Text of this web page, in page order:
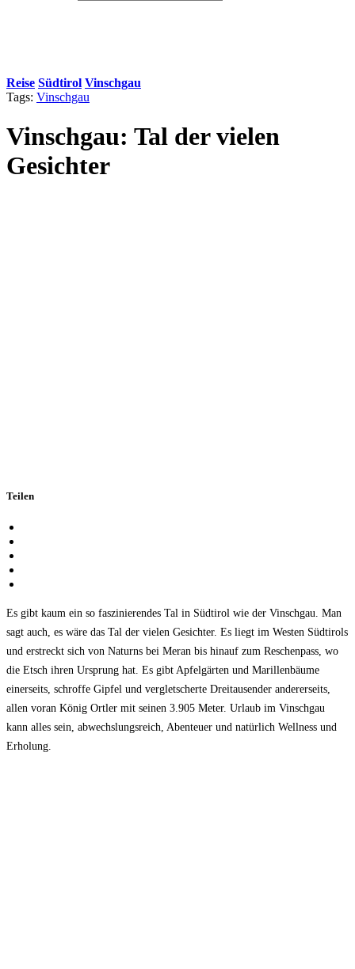
Reise Südtirol Vinschgau
Tags: Vinschgau
Vinschgau: Tal der vielen
Gesichter
Teilen
Es gibt kaum ein so faszinierendes Tal in Südtirol wie der Vinschgau. Man
sagt auch, es wäre das Tal der vielen Gesichter. Es liegt im Westen Südtirols
und erstreckt sich von Naturns bei Meran bis hinauf zum Reschenpass, wo
die Etsch ihren Ursprung hat. Es gibt Apfelgärten und Marillenbäume
einerseits, schroffe Gipfel und vergletscherte Dreitausender andererseits,
allen voran König Ortler mit seinen 3.905 Meter. Urlaub im Vinschgau
kann alles sein, abwechslungsreich, Abenteuer und natürlich Wellness und
Erholung.